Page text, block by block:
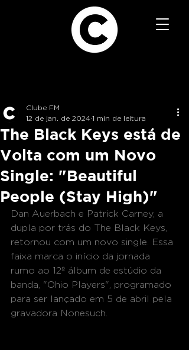
The Black Keys está de
Volta com um Novo
Single: "Beautiful
People (Stay High)"
Clube FM
12 de jan. de 2024 1 min de leitura
Dan Auerbach e Patrick Carney, a
dupla por trás do The Black Keys,
retornou com um novo single. Essa
faixa marca o início da jornada
rumo ao 12º álbum de estúdio da
banda, "Ohio Players", programado
para ser lançado em 5 de abril pela
gravadora Nonesuch.